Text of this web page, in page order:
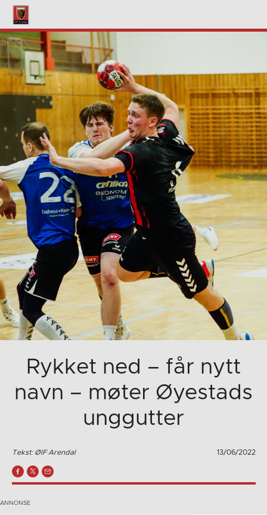
Rykket ned – får nytt
navn – møter Øyestads
unggutter
Tekst: ØIF Arendal 13/06/2022